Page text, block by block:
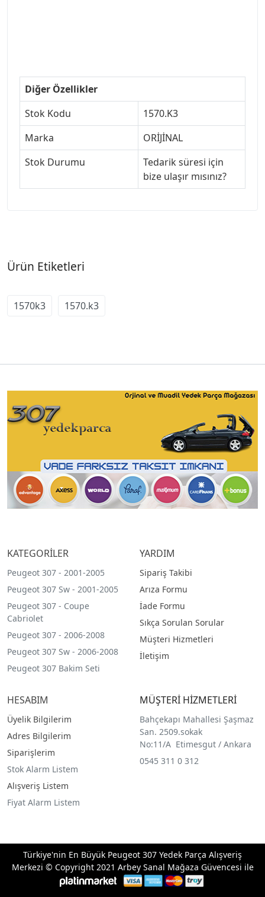
Diğer Özellikler
Stok Kodu
1570.K3
Marka
ORİJİNAL
Stok Durumu
Tedarik süresi için
bize ulaşır mısınız?
Ürün Etiketleri
1570k3 1570.k3
KATEGORİLER
Peugeot 307 - 2001-2005
Peugeot 307 Sw - 2001-2005
Peugeot 307 - Coupe
Cabriolet
Peugeot 307 - 2006-2008
Peugeot 307 Sw - 2006-2008
Peugeot 307 Bakim Seti
YARDIM
Sipariş Takibi
Arıza Formu
İade Formu
Sıkça Sorulan Sorular
Müşteri Hizmetleri
İletişim
HESABIM
Üyelik Bilgilerim
Adres Bilgilerim
Siparişlerim
Stok Alarm Listem
Alışveriş Listem
Fiyat Alarm Listem
MÜŞTERİ HİZMETLERİ
Bahçekapı Mahallesi Şaşmaz
San. 2509.sokak
No:11/A Etimesgut / Ankara
0545 311 0 312
Türkiye'nin En Büyük Peugeot 307 Yedek Parça Alışveriş
Merkezi © Copyright 2021 Arbey Sanal Mağaza Güvencesi ile